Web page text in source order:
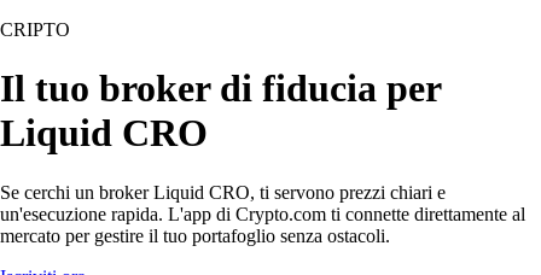
CRIPTO
Il tuo broker di fiducia per
Liquid CRO
Se cerchi un broker Liquid CRO, ti servono prezzi chiari e
un'esecuzione rapida. L'app di Crypto.com ti connette direttamente al
mercato per gestire il tuo portafoglio senza ostacoli.